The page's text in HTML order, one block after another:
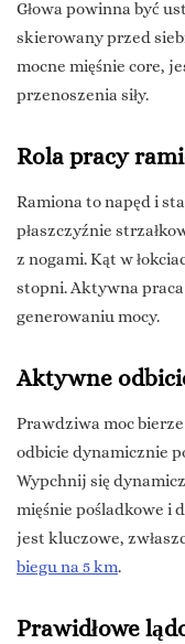
Głowa powinna być
skierowany przed
mocne mięśnie core,
przenoszenia siły.
Rola pracy
Ramiona to napęd i
płaszczyźnie
z nogami. Kąt w
stopni. Aktywna
generowaniu mocy.
Aktywne
Prawdziwa moc
odbicie dynamicznie
Wypchnij się
mięśnie pośladkowe i
jest kluczowe,
biegu na 5 km.
Prawidłowe